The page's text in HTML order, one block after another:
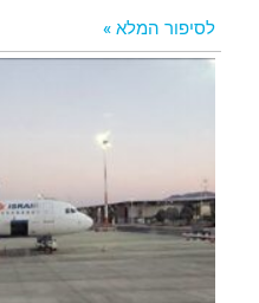
לסיפור המלא »